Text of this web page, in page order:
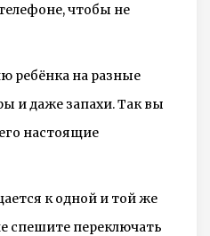
чтобы не
ребёнка на разные
и даже запахи. Так вы
настоящие
к одной и той же
спешите переключать